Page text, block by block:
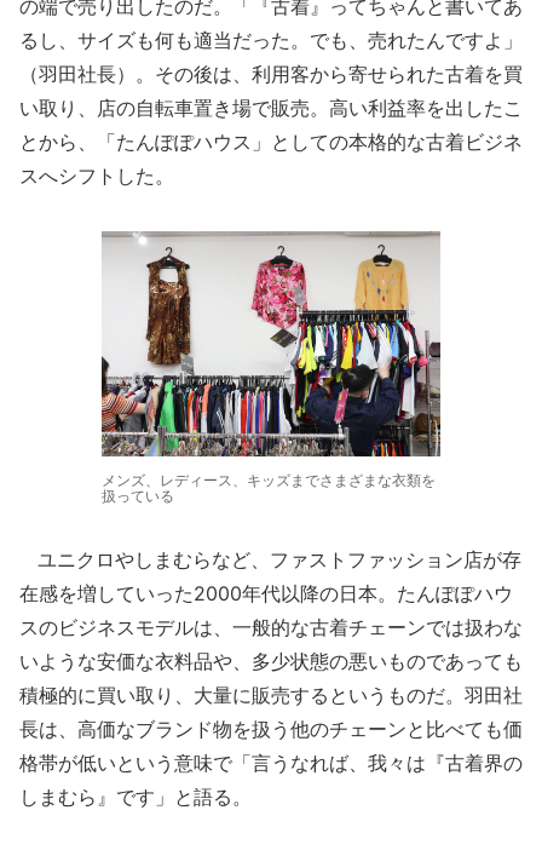
の端で売り出したのだ。「『古着』ってちゃんと書いてあ
るし、サイズも何も適当だった。でも、売れたんですよ」
（羽田社長）。その後は、利用客から寄せられた古着を買
い取り、店の自転車置き場で販売。高い利益率を出したこ
とから、「たんぽぽハウス」としての本格的な古着ビジネ
スへシフトした。
メンズ、レディース、キッズまでさまざまな衣類を
扱っている
ユニクロやしまむらなど、ファストファッション店が存
在感を増していった2000年代以降の日本。たんぽぽハウ
スのビジネスモデルは、一般的な古着チェーンでは扱わな
いような安価な衣料品や、多少状態の悪いものであっても
積極的に買い取り、大量に販売するというものだ。羽田社
長は、高価なブランド物を扱う他のチェーンと比べても価
格帯が低いという意味で「言うなれば、我々は『古着界の
しまむら』です」と語る。